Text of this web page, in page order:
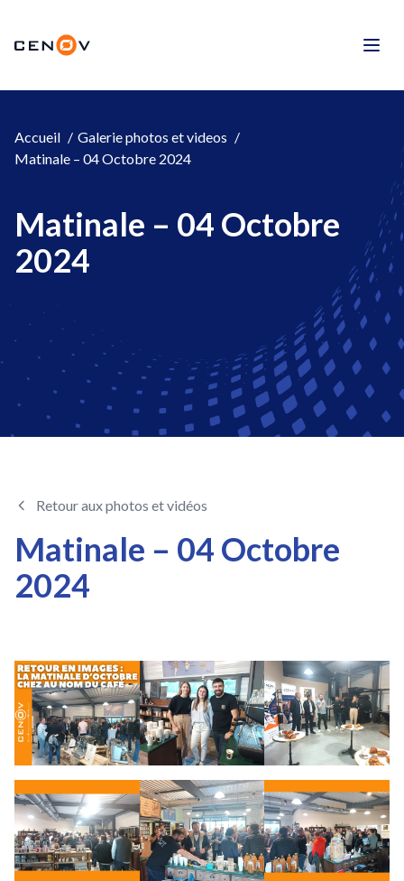
contenu
CENOV
Accueil
Galerie photos et videos
Matinale – 04 Octobre 2024
Matinale – 04 Octobre
2024
Retour aux photos et vidéos
Matinale – 04 Octobre
2024